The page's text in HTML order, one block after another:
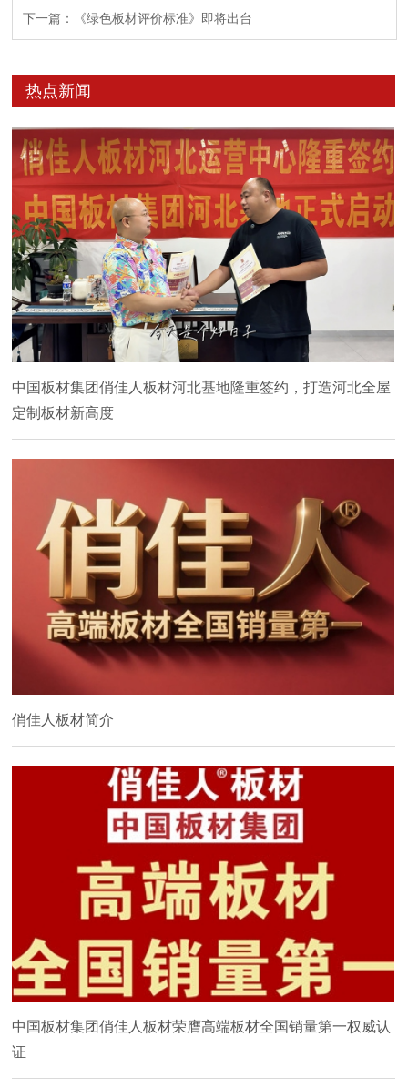
下一篇：《绿色板材评价标准》即将出台
热点新闻
中国板材集团俏佳人板材河北基地隆重签约，打造河北全屋
定制板材新高度
俏佳人板材简介
中国板材集团俏佳人板材荣膺高端板材全国销量第一权威认
证